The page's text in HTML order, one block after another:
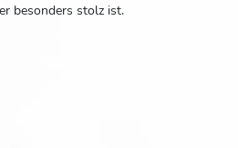
besonders stolz ist.